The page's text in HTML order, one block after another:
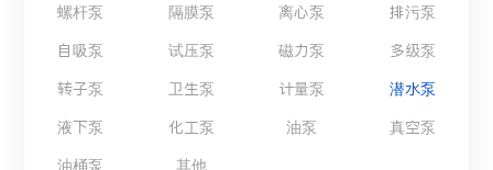
螺杆泵 隔膜泵 离心泵
排污泵
自吸泵
试压泵 磁力泵
多级泵
转子泵
卫生泵 计量泵
潜水泵
液下泵
化工泵 油泵
真空泵